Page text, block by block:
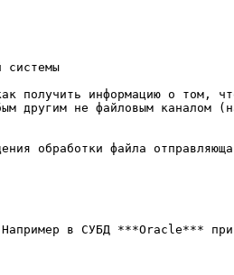
системы
получить информацию о том,
другим не файловым каналом
обработки файла
в СУБД ***Oracle***